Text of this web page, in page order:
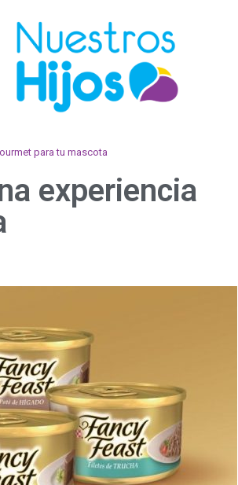
para tu mascota
experiencia